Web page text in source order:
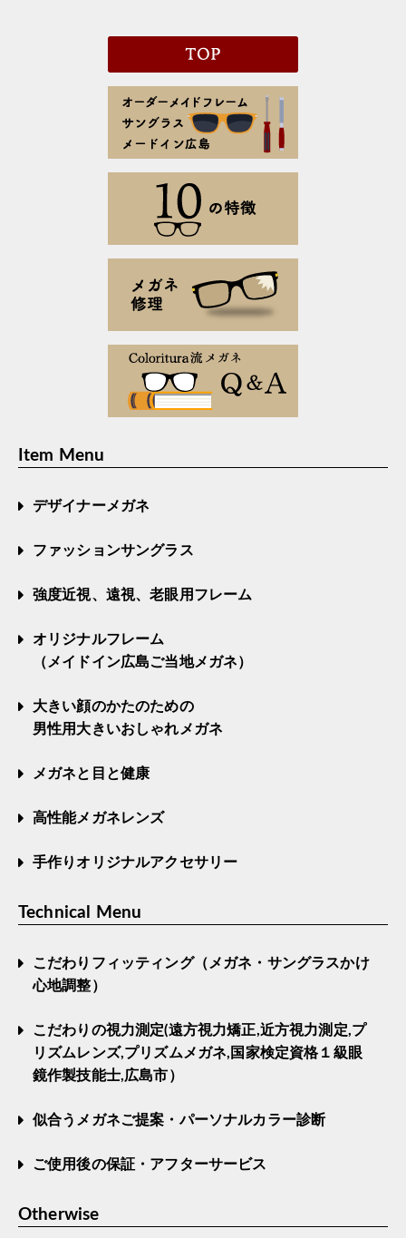
Item Menu
デザイナーメガネ
ファッションサングラス
強度近視、遠視、老眼用フレーム
オリジナルフレーム
（メイドイン広島ご当地メガネ）
大きい顔のかたのための
男性用大きいおしゃれメガネ
メガネと目と健康
高性能メガネレンズ
手作りオリジナルアクセサリー
Technical Menu
こだわりフィッティング（メガネ・サングラスかけ
心地調整）
こだわりの視力測定(遠方視力矯正,近方視力測定,プ
リズムレンズ,プリズムメガネ,国家検定資格１級眼
鏡作製技能士,広島市）
似合うメガネご提案・パーソナルカラー診断
ご使用後の保証・アフターサービス
Otherwise